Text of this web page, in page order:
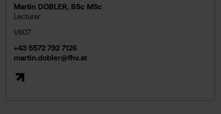
Martin DOBLER, BSc MSc
Lecturer
V607
+43 5572 792 7126
martin.dobler@fhv.at